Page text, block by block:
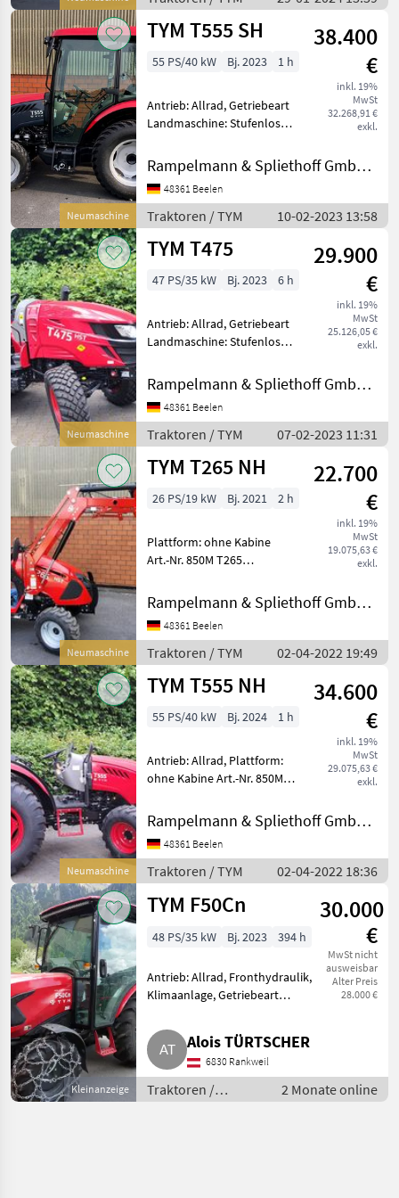
Neumaschine
TYM T555 SH
38.400
€
inkl. 19%
MwSt
32.268,91 €
exkl.
55 PS/40 kW Bj. 2023 1 h
Antrieb: Allrad, Getriebeart
Landmaschine: Stufenloses
Zapfwellendrehzahl: 540,
Abgasstufe: Tier 5,
Kreuzsteuerhebel:
mechanisch, Klimaanlage,
Rampelmann & Spliethoff GmbH & Co.KG
48361 Beelen
Traktoren / TYM 10-02-2023 13:58
Neumaschine
TYM T475
29.900
€
inkl. 19%
MwSt
25.126,05 €
exkl.
47 PS/35 kW Bj. 2023 6 h
Antrieb: Allrad, Getriebeart
Landmaschine: Stufenloses
Kabine,
Zapfwellendrehzahl: 540,
Höchstgeschwindigkeit in
km/h: 25 km/h, Abgasstufe:
Tier
Rampelmann & Spliethoff GmbH & Co.KG
48361 Beelen
Traktoren / TYM 07-02-2023 11:31
Neumaschine
TYM T265 NH
22.700
€
inkl. 19%
MwSt
19.075,63 €
exkl.
26 PS/19 kW Bj. 2021 2 h
Plattform: ohne Kabine
Art.-Nr. 850M T265
T265 KPKA00601 Tym T 265
HST mit Tym TX 2000SL-E
Frontlader 3-Zylinder TYM-
Motor mit 26PS (19,
Rampelmann & Spliethoff GmbH & Co.KG
48361 Beelen
Traktoren / TYM 02-04-2022 19:49
Neumaschine
TYM T555 NH
34.600
€
inkl. 19%
MwSt
29.075,63 €
exkl.
55 PS/40 kW Bj. 2024 1 h
Antrieb: Allrad, Plattform:
ohne Kabine Art.-Nr. 850M
Betriebsstunden bestehend
aus: Tym T-555NH Allrad
Dieseltraktor mit Hydrostat
Antrieb Sp
Rampelmann & Spliethoff GmbH & Co.KG
48361 Beelen
Traktoren / TYM 02-04-2022 18:36
Kleinanzeige
TYM F50Cn
30.000
€
MwSt nicht
ausweisbar
Alter Preis
28.000 €
48 PS/35 kW Bj. 2023 394 h
Antrieb: Allrad, Fronthydraulik,
Klimaanlage, Getriebeart
Luftsitz, druckloser Rücklauf,
Radio, Fahrzeugpapiere
vorhanden, Oberlenker hinten:
m
Alois TÜRTSCHER
6830 Rankweil
Traktoren /
Standard
2 Monate online